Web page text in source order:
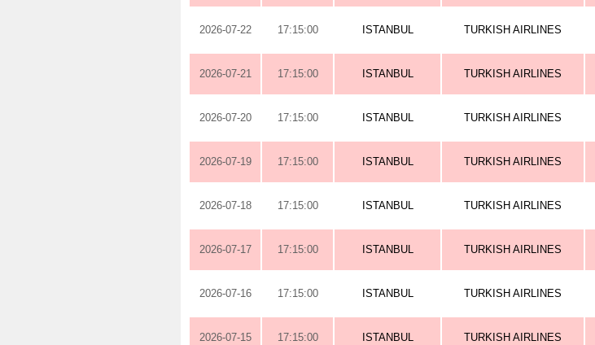
2026-07-22 17:15:00 ISTANBUL TURKISH AIRLINES
2026-07-21 17:15:00 ISTANBUL TURKISH AIRLINES
2026-07-20 17:15:00 ISTANBUL TURKISH AIRLINES
2026-07-19 17:15:00 ISTANBUL TURKISH AIRLINES
2026-07-18 17:15:00 ISTANBUL TURKISH AIRLINES
2026-07-17 17:15:00 ISTANBUL TURKISH AIRLINES
2026-07-16 17:15:00 ISTANBUL TURKISH AIRLINES
2026-07-15 17:15:00 ISTANBUL TURKISH AIRLINES